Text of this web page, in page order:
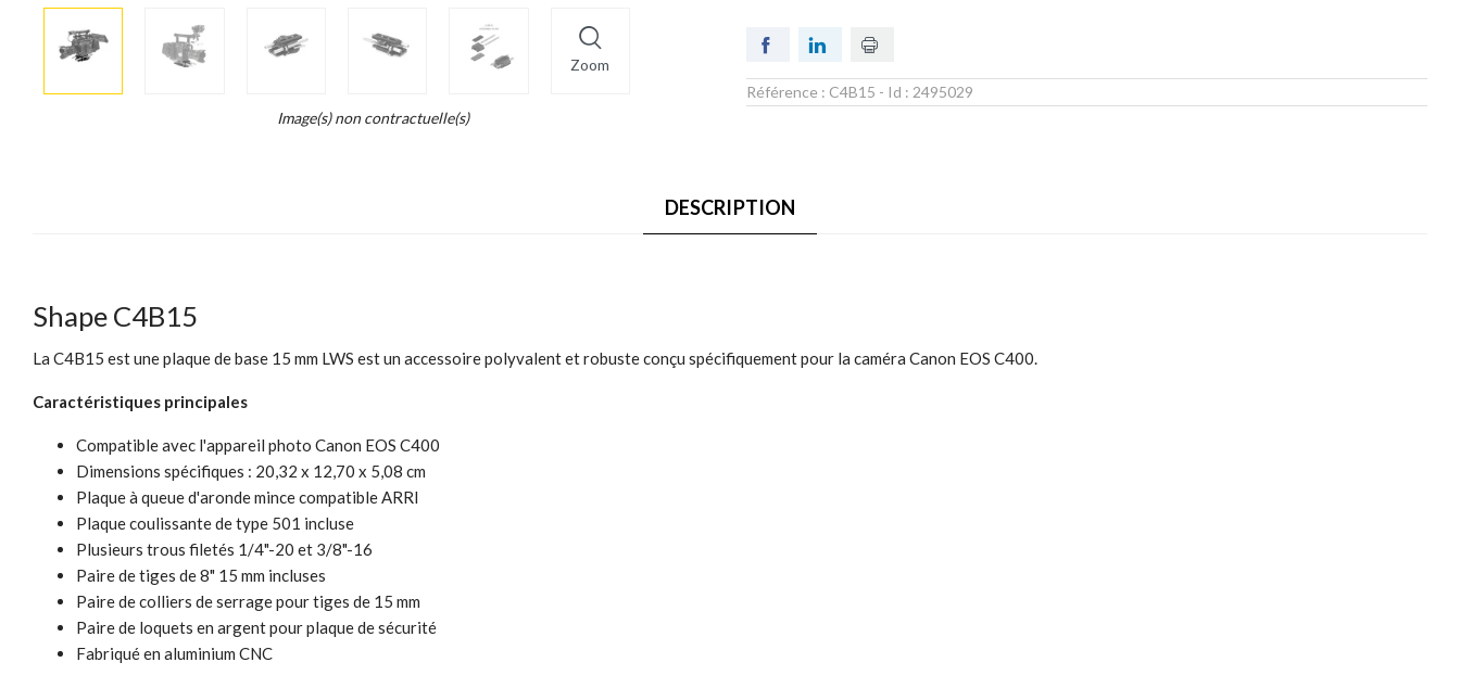
Zoom
More
info
Image(s) non contractuelle(s)
Référence : C4B15 - Id : 2495029
DESCRIPTION
Shape C4B15
La C4B15 est une plaque de base 15 mm LWS est un accessoire polyvalent et robuste conçu spécifiquement pour la caméra Canon EOS C400.
Caractéristiques principales
Compatible avec l'appareil photo Canon EOS C400
Dimensions spécifiques : 20,32 x 12,70 x 5,08 cm
Plaque à queue d'aronde mince compatible ARRI
Plaque coulissante de type 501 incluse
Plusieurs trous filetés 1/4"-20 et 3/8"-16
Paire de tiges de 8" 15 mm incluses
Paire de colliers de serrage pour tiges de 15 mm
Paire de loquets en argent pour plaque de sécurité
Fabriqué en aluminium CNC